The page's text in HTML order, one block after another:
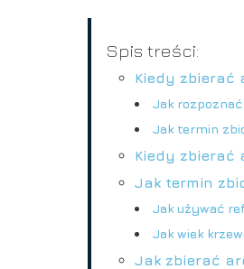
Spis treści:
Kiedy zbierać
Jak rozpoznać
Jak termin
Kiedy zbierać
Jak termin
Jak używać
Jak wiek
Jak zbierać